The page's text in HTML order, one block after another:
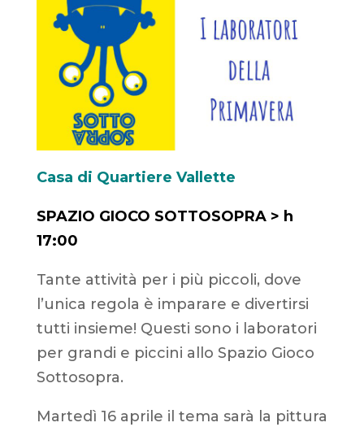
Casa di Quartiere Vallette
SPAZIO GIOCO SOTTOSOPRA> h
17:00
Tante attività per i più piccoli, dove
l’unica regola è imparare e divertirsi
tutti insieme! Questi sono i laboratori
per grandi e piccini allo Spazio Gioco
Sottosopra.
Martedì 16 aprile il tema sarà la pittura